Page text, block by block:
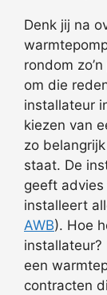
Denk jij na
rondom
om die
installateur
kiezen van
zo
staat. De
geeft
installeert
AWB). Hoe
een
contracten